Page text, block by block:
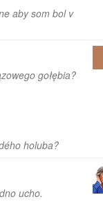
aby som bol v
gołębia?
holuba?
ucho.